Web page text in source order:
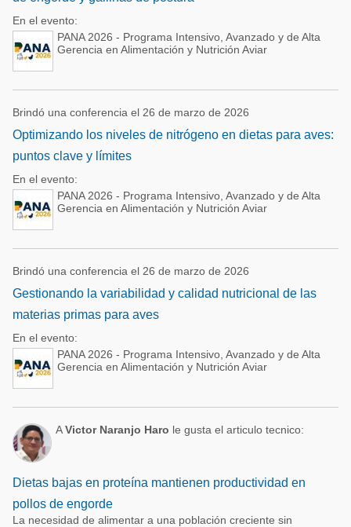
En el evento:
PANA 2026 - Programa Intensivo, Avanzado y de Alta
Gerencia en Alimentación y Nutrición Aviar
Brindó una conferencia el 26 de marzo de 2026
Optimizando los niveles de nitrógeno en dietas para aves:
puntos clave y límites
En el evento:
PANA 2026 - Programa Intensivo, Avanzado y de Alta
Gerencia en Alimentación y Nutrición Aviar
Brindó una conferencia el 26 de marzo de 2026
Gestionando la variabilidad y calidad nutricional de las
materias primas para aves
En el evento:
PANA 2026 - Programa Intensivo, Avanzado y de Alta
Gerencia en Alimentación y Nutrición Aviar
AVictor Naranjo Haro le gusta el articulo tecnico:
Dietas bajas en proteína mantienen productividad en
pollos de engorde
La necesidad de alimentar a una población creciente sin